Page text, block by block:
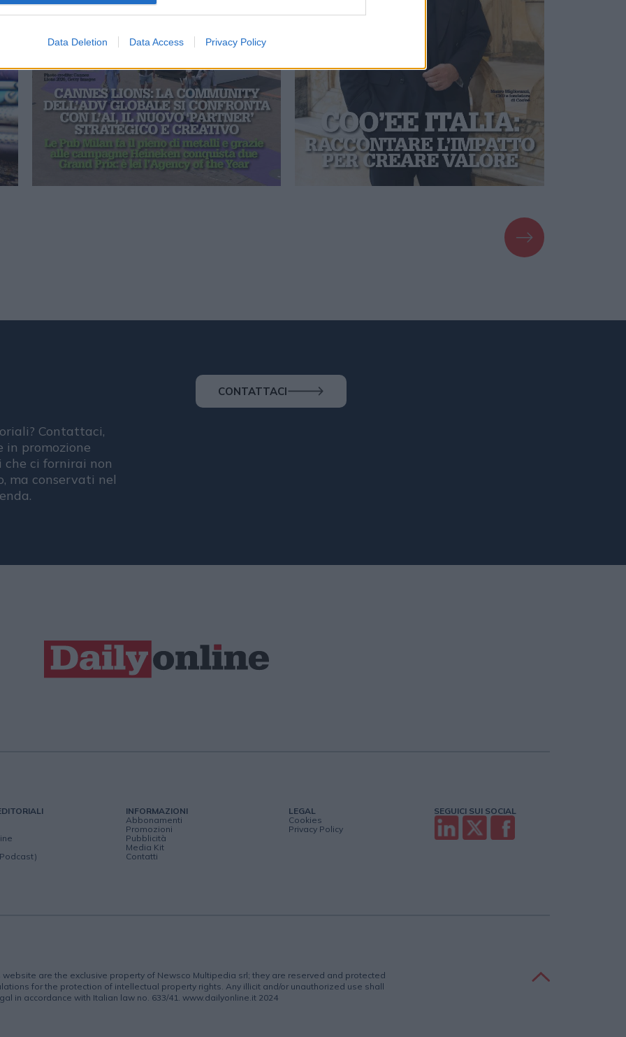
Data Deletion Data Access Privacy Policy
Contattaci,
in promozione
ci fornirai non
ma conservati nel
CONTATTACI
INFORMAZIONI
Abbonamenti
Promozioni
Pubblicità
Media Kit
Contatti
LEGAL
Cookies
Privacy Policy
SEGUICI SUI SOCIAL
website are the exclusive property of Newsco Multipedia srl; they are reserved and protected
for the protection of intellectual property rights. Any illicit and/or unauthorized use shall
in accordance with Italian law no. 633/41. www.dailyonline.it 2024